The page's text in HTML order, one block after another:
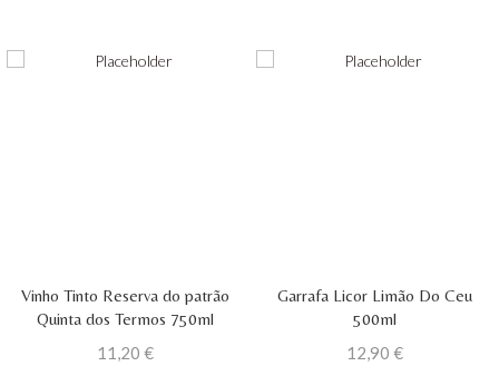
Vinho Tinto Reserva do patrão
Quinta dos Termos 750ml
11,20 €
Garrafa Licor Limão Do Ceu
500ml
12,90 €